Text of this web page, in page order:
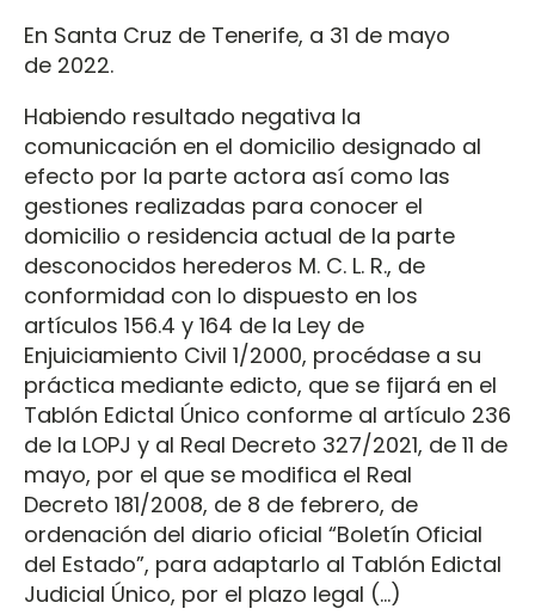
En Santa Cruz de Tenerife, a 31 de mayo
de 2022.
Habiendo resultado negativa la
comunicación en el domicilio designado al
efecto por la parte actora así como las
gestiones realizadas para conocer el
domicilio o residencia actual de la parte
desconocidos herederos M. C. L. R., de
conformidad con lo dispuesto en los
artículos 156.4 y 164 de la Ley de
Enjuiciamiento Civil 1/2000, procédase a su
práctica mediante edicto, que se fijará en el
Tablón Edictal Único conforme al artículo 236
de la LOPJ y al Real Decreto 327/2021, de 11 de
mayo, por el que se modifica el Real
Decreto 181/2008, de 8 de febrero, de
ordenación del diario oficial “Boletín Oficial
del Estado”, para adaptarlo al Tablón Edictal
Judicial Único, por el plazo legal (…)